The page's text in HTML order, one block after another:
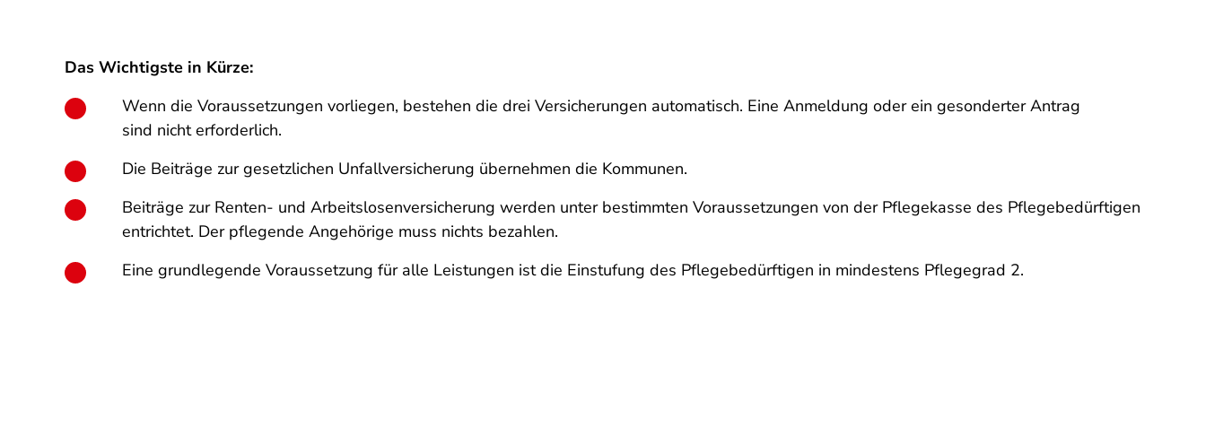
Das Wichtigste in Kürze:
Wenn die Voraussetzungen vorliegen, bestehen die drei Versicherungen automatisch. Eine Anmeldung oder ein gesonderter Antrag
sind nicht erforderlich.
Die Beiträge zur gesetzlichen Unfallversicherung übernehmen die Kommunen.
Beiträge zur Renten- und Arbeitslosenversicherung werden unter bestimmten Voraussetzungen von der Pflegekasse des Pflegebedürftigen
entrichtet. Der pflegende Angehörige muss nichts bezahlen.
Eine grundlegende Voraussetzung für alle Leistungen ist die Einstufung des Pflegebedürftigen in mindestens Pflegegrad 2.